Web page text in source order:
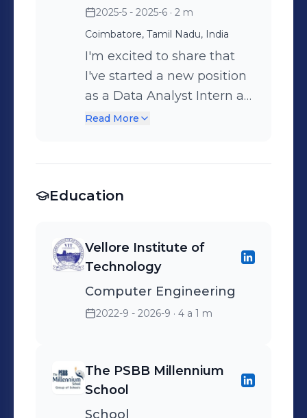
2025-5 - 2025-6 · 2 m
Coimbatore, Tamil Nadu, India
I'm excited to share that
I've started a new position
as a Data Analyst Intern at
Ibacus Tech!
Read More
Education
Vellore Institute of
Technology
Computer Engineering
2022-9 - 2026-9 · 4 a 1 m
The PSBB Millennium
School
School